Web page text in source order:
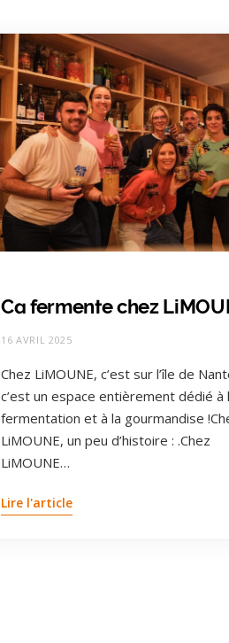
Ca fermente chez
16 AVRIL 2025
Chez LiMOUNE, c’est sur l’île de
c’est un espace entièrement dédié à
fermentation et à la gourmandise
LiMOUNE, un peu d’histoire : .Chez
LiMOUNE…
Lire l'article